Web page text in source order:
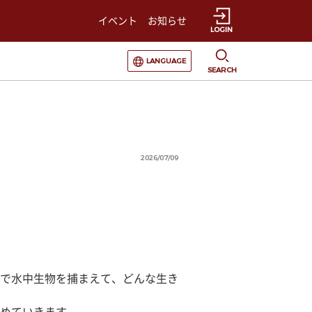
イベント お知らせ
LOGIN
選択すると言語の切替が発生します
LANGUAGE
SEARCH
2026/07/09
水中生物を捕まえて、どんな生き